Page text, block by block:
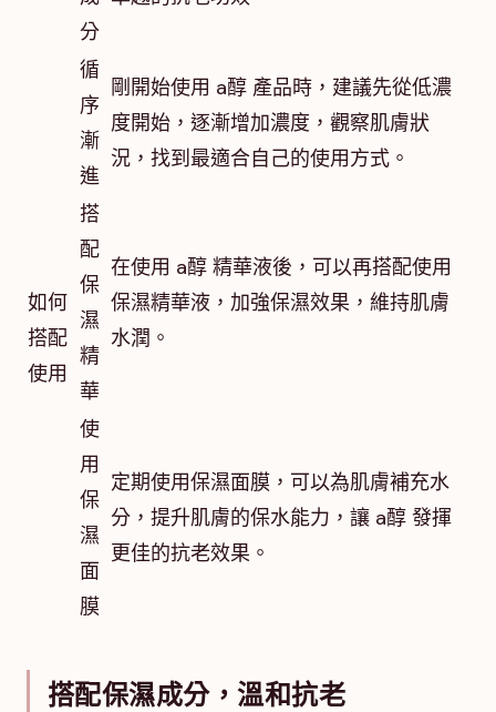
分
如何
搭配
使用
循
序
漸
進
剛開始使用 a醇 產品時，建議先從低濃
度開始，逐漸增加濃度，觀察肌膚狀
況，找到最適合自己的使用方式。
搭
配
保
濕
精
華
在使用 a醇 精華液後，可以再搭配使用
保濕精華液，加強保濕效果，維持肌膚
水潤。
使
用
保
濕
面
膜
定期使用保濕面膜，可以為肌膚補充水
分，提升肌膚的保水能力，讓 a醇 發揮
更佳的抗老效果。
搭配保濕成分，溫和抗老